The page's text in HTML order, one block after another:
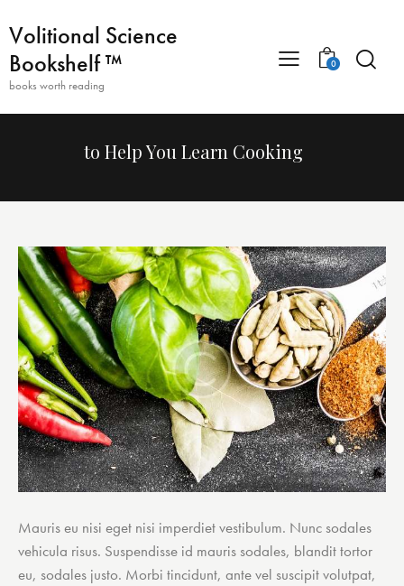
Volitional Science
Bookshelf ™
books worth reading
0
to Help You Learn Cooking
Mauris eu nisi eget nisi imperdiet vestibulum. Nunc sodales
vehicula risus. Suspendisse id mauris sodales, blandit tortor
eu, sodales justo. Morbi tincidunt, ante vel suscipit volutpat,